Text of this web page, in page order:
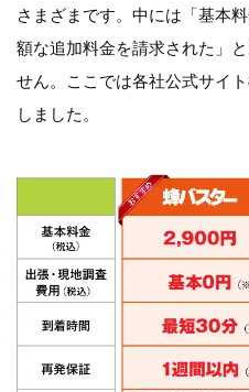
さまざまです。中には「基本
額な追加料金を請求された」
せん。ここでは各社公式サイ
しました。